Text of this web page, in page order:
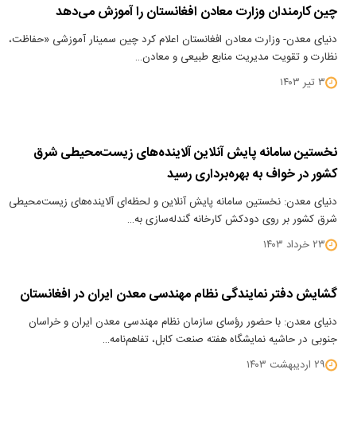
چین کارمندان وزارت معادن افغانستان را آموزش می‌دهد
دنیای معدن- وزارت معادن افغانستان اعلام کرد چین سمینار آموزشی «حفاظت،
نظارت و تقویت مدیریت منابع طبیعی و معادن…
۳ تیر ۱۴۰۳
نخستین سامانه پایش آنلاین آلاینده‌های زیست‌محیطی شرق
کشور در خواف به بهره‌برداری رسید
دنیای معدن: نخستین سامانه پایش آنلاین و لحظه‌ای آلاینده‌های زیست‌محیطی
شرق کشور بر روی دودکش کارخانه گندله‌سازی به…
۲۳ خرداد ۱۴۰۳
گشایش دفتر نمایندگی نظام مهندسی معدن ایران در افغانستان
دنیای معدن: با حضور رؤسای سازمان نظام مهندسی معدن ایران و خراسان
جنوبی در حاشیه نمایشگاه هفته صنعت کابل، تفاهم‌نامه…
۲۹ اردیبهشت ۱۴۰۳